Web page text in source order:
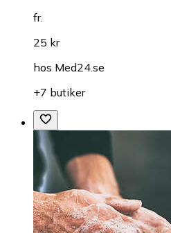
fr.
25 kr
hos Med24.se
+7 butiker